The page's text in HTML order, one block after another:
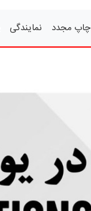
چاپ مجدد نمایندگی